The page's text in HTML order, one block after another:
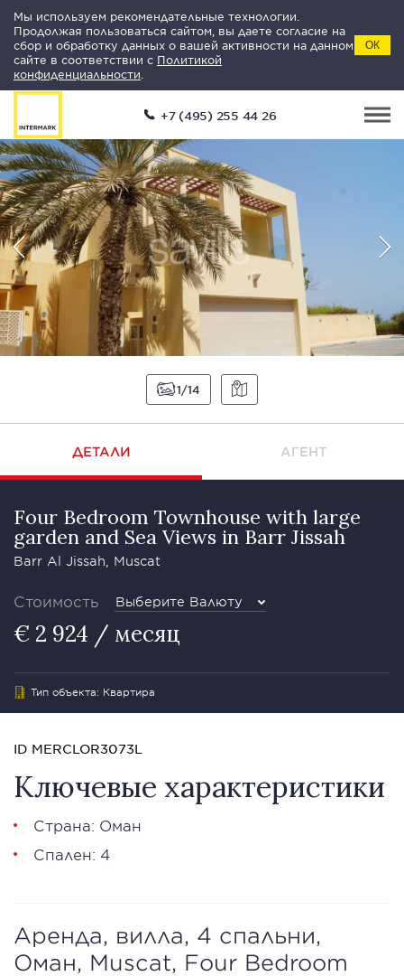
Мы используем рекомендательные технологии.
Продолжая пользоваться сайтом, вы даете согласие на
сбор и обработку данных о вашей активности на данном
сайте в соответствии с Политикой
конфиденциальности
ОК
+7 (495) 255 44 26
1 14
ДЕТАЛИ АГЕНТ
Four Bedroom Townhouse with large
garden and Sea Views in Barr Jissah
Barr Al Jissah, Muscat
Стоимость Выберите Валюту
€ 2 924 / месяц
Тип объекта: Квартира
ID MERCLOR3073L
Ключевые характеристики
Страна: Оман
Спален: 4
Аренда, вилла, 4 спальни,
Оман, Muscat, Four Bedroom